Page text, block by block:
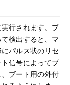
行されます。プ
検出すると、マ
パルス状のリセ
信号によってブ
ブート用の外付